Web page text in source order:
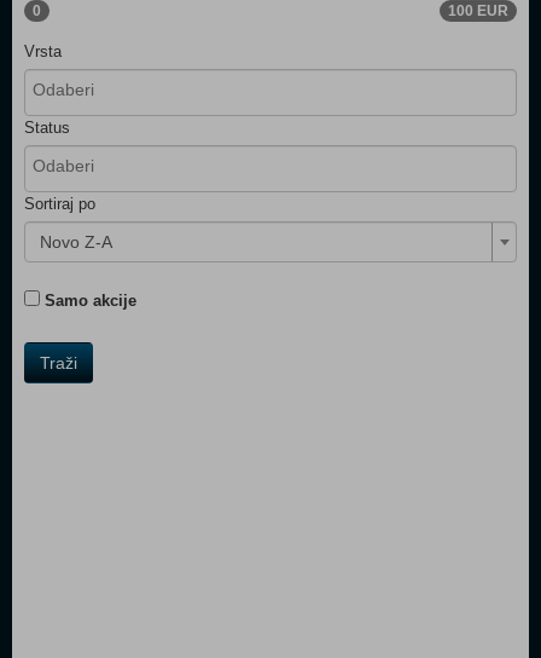
0 100 EUR
Vrsta
Status
Sortiraj po
Novo Z-A
Samo akcije
Traži